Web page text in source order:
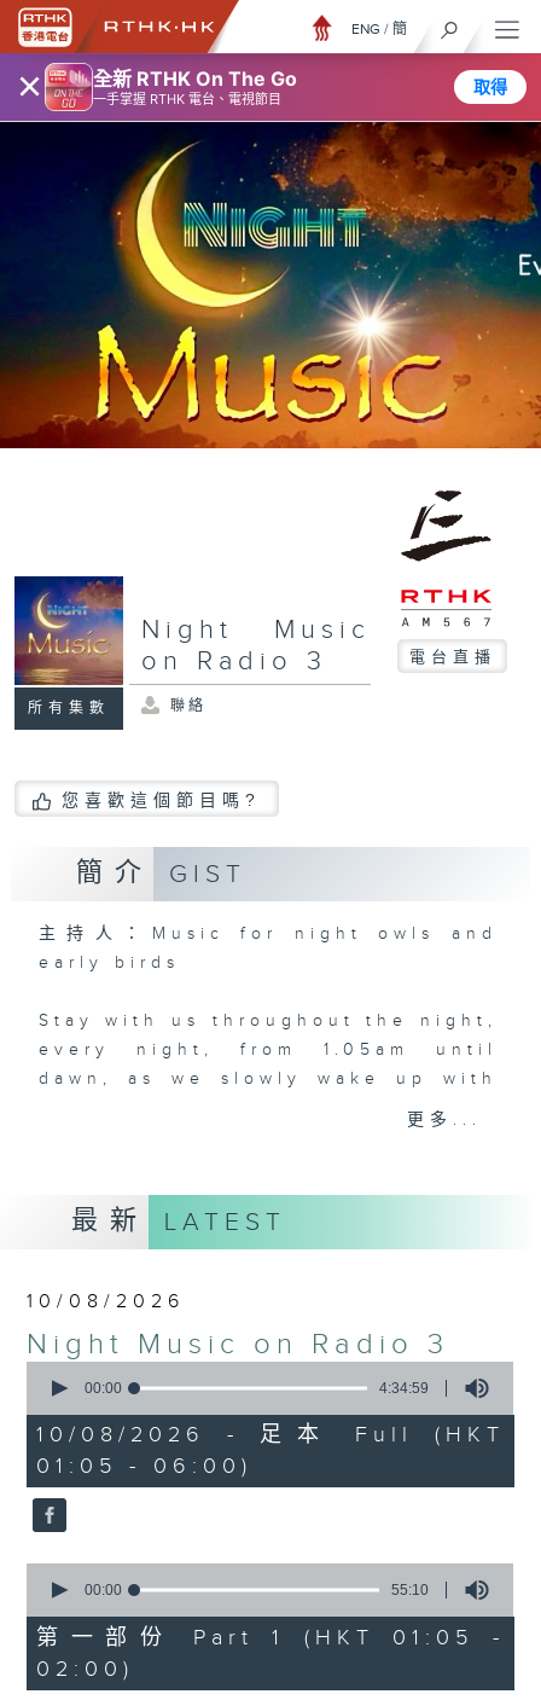
× 全新 RTHK On The Go
一手掌握 RTHK 電台、電視節目
取得
ENG / 簡
所有集數
Night Music
on Radio 3
電台直播
聯絡
您喜歡這個節目嗎?
簡介 GIST
主持人：Music for night owls and
early birds
Stay with us throughout the night,
every night, from 1.05am until
dawn, as we slowly wake up with
you. Enjoy the non-stop mellow
and soft rock hits, which gently
grow in pace, moving you towards
the 2000s and a perfect morning
Seven days a week from 1.05am...
更多...
最新 LATEST
10/08/2026
Night Music on Radio 3
seconds
4
hours,
34
minutes,
59
seconds
00:00 4:34:59
10/08/2026 - 足本 Full (HKT
01:05 - 06:00)
seconds
55
minutes,
10
seconds
00:00 55:10
第一部份 Part 1 (HKT 01:05 -
02:00)